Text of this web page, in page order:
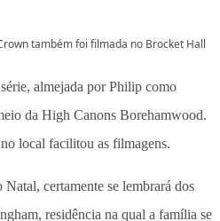
também foi filmada no Brocket Hall
almejada por Philip como
da High Canons Borehamwood.
local facilitou as filmagens.
certamente se lembrará dos
residência na qual a família se